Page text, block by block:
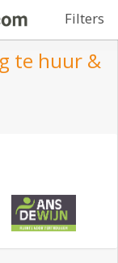
Filters
te huur &